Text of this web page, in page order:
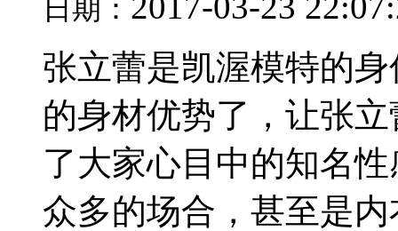
日期：
张立蕾是凯渥模特的
的身材优势了，让张
了大家心目中的知名
众多的场合，甚至是